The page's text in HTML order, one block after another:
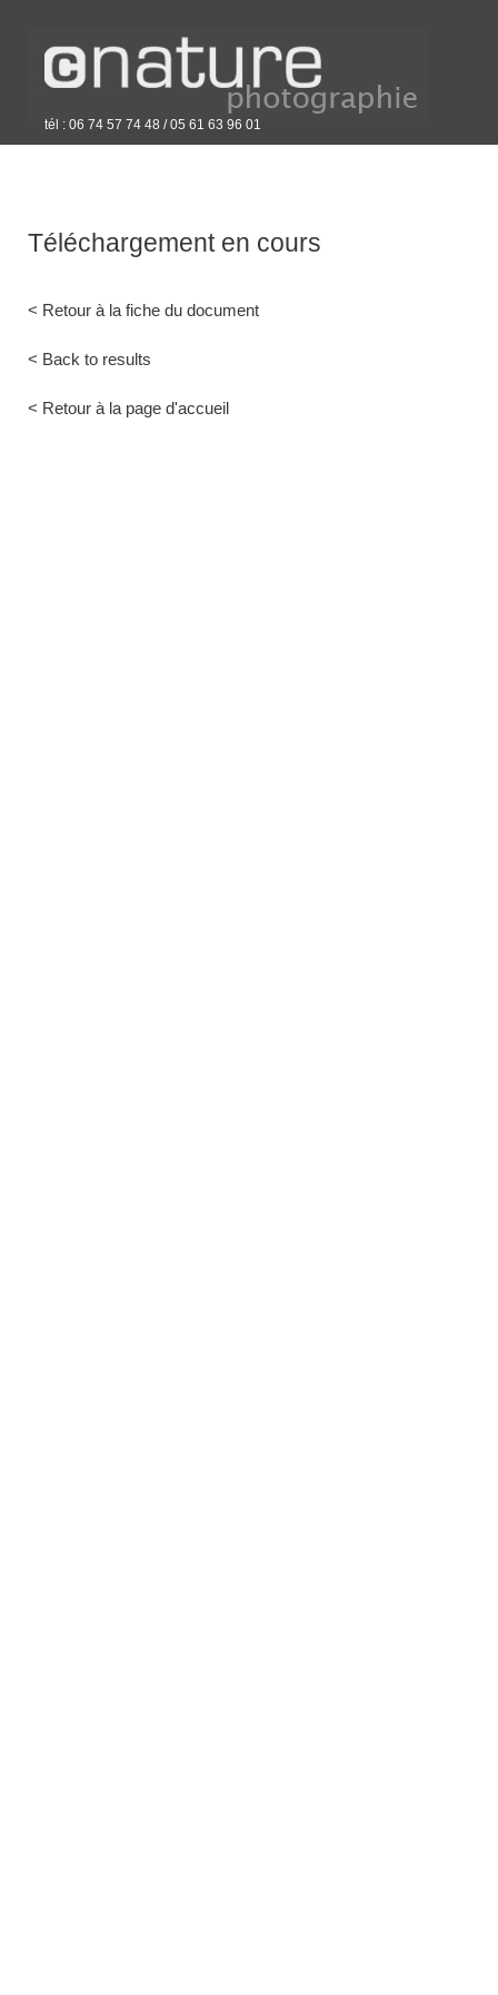
tél : 06 74 57 74 48 / 05 61 63 96 01
Téléchargement en cours
< Retour à la fiche du document
< Back to results
< Retour à la page d'accueil